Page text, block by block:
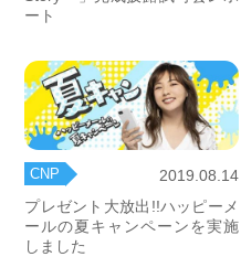
ート
CNP
2019.08.14
プレゼント大放出!!ハッピーメ
ールの夏キャンペーンを実施
しました